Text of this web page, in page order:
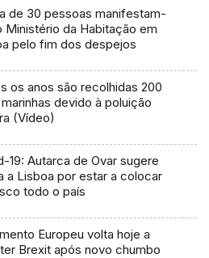
de 30 pessoas manifestam-
Ministério da Habitação em
pelo fim dos despejos
os anos são recolhidas 200
devido à poluição
(Vídeo)
19: Autarca de Ovar sugere
a Lisboa por estar a colocar
todo o país
Europeu volta hoje a
Brexit após novo chumbo